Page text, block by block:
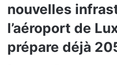
nouvelles
l’aéroport de
prépare déjà